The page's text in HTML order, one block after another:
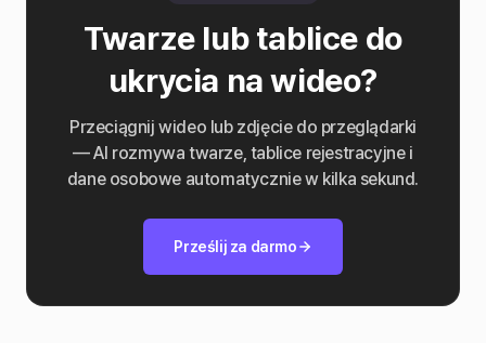
Twarze lub tablice do
ukrycia na wideo?
Przeciągnij wideo lub zdjęcie do przeglądarki
— AI rozmywa twarze, tablice rejestracyjne i
dane osobowe automatycznie w kilka sekund.
Prześlij za darmo